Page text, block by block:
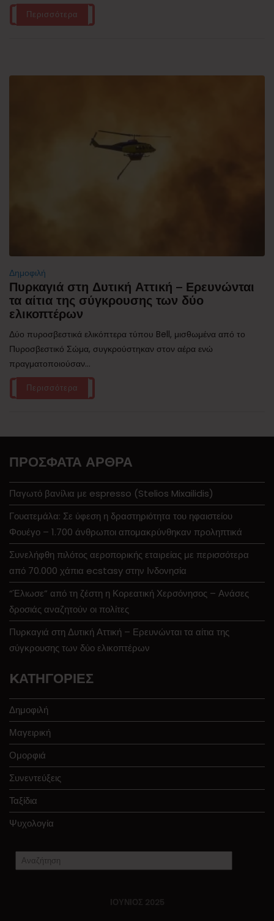
Περισσότερα
Δημοφιλή
Πυρκαγιά στη Δυτική Αττική – Ερευνώνται
τα αίτια της σύγκρουσης των δύο
ελικοπτέρων
Δύο πυροσβεστικά ελικόπτερα τύπου Bell, μισθωμένα από το
Πυροσβεστικό Σώμα, συγκρούστηκαν στον αέρα ενώ
πραγματοποιούσαν...
Περισσότερα
ΠΡΌΣΦΑΤΑ ΆΡΘΡΑ
Παγωτό βανίλια με espresso (Stelios Mixailidis)
Γουατεμάλα: Σε ύφεση η δραστηριότητα του ηφαιστείου
Φουέγο – 1.700 άνθρωποι απομακρύνθηκαν προληπτικά
Συνελήφθη πιλότος αεροπορικής εταιρείας με περισσότερα
από 70.000 χάπια ecstasy στην Ινδονησία
“Έλιωσε” από τη ζέστη η Κορεατική Χερσόνησος – Ανάσες
δροσιάς αναζητούν οι πολίτες
Πυρκαγιά στη Δυτική Αττική – Ερευνώνται τα αίτια της
σύγκρουσης των δύο ελικοπτέρων
KΑΤΗΓΟΡΊΕΣ
Δημοφιλή
Μαγειρική
Ομορφιά
Συνεντεύξεις
Ταξίδια
Ψυχολογία
ΙΟΎΝΙΟΣ 2025